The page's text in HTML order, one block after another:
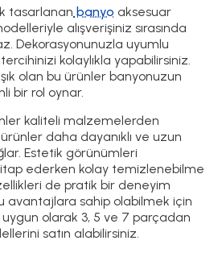
tasarlanan banyo aksesuar
alışverişiniz sırasında
Dekorasyonunuzla uyumlu
kolaylıkla yapabilirsiniz.
olan bu ürünler banyonuzun
bir rol oynar.
kaliteli malzemelerden
daha dayanıklı ve uzun
Estetik görünümleri
ederken kolay temizlenebilme
de pratik bir deneyim
avantajlara sahip olabilmek için
uygun olarak 3, 5 ve 7 parçadan
satın alabilirsiniz.